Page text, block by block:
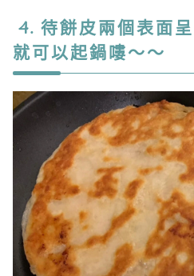
4. 待餅皮兩個表面
就可以起鍋嘍～～